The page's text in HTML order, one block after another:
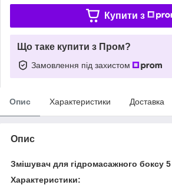
Купити з
Що таке купити з Пром?
Замовлення під захистом
Опис Характеристики Доставка
Опис
Змішувач для гідромасажного боксу
Характеристики: